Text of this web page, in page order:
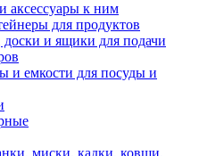
аксессуары к ним
для продуктов
доски и ящики для подачи
и емкости для посуды и
миски, кадки, ковши,